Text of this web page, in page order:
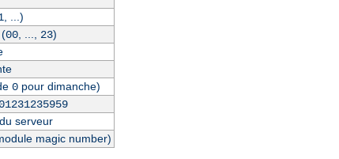
, ...)
00, ..., 23)
0pour dimanche)
serveur
magic number)